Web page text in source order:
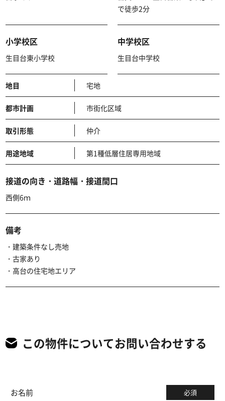
で徒歩2分
小学校区
生目台東小学校
中学校区
生目台中学校
地目 宅地
都市計画 市街化区域
取引形態 仲介
用途地域 第1種低層住居専用地域
接道の向き・道路幅・接道間口
西側6ｍ
備考
・建築条件なし売地
・古家あり
・高台の住宅地エリア
この物件についてお問い合わせする
お名前 必須